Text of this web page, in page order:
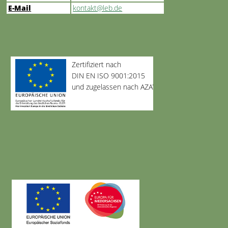
E-Mail
kontakt@leb.de
Zertifiziert nach
DIN EN ISO 9001:2015
und zugelassen nach AZAV